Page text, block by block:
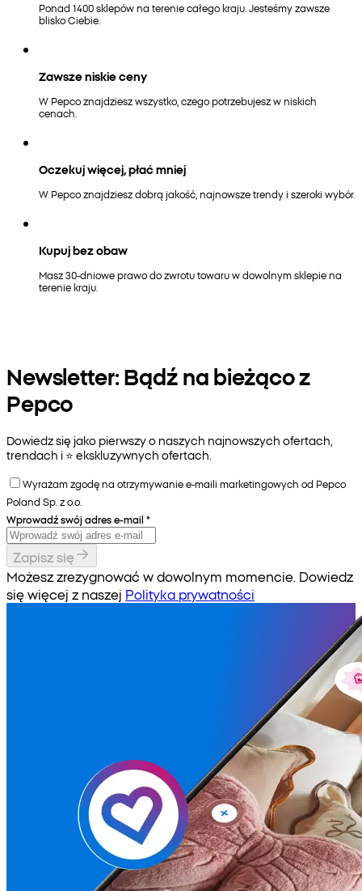
Ponad 1400 sklepów na terenie całego kraju. Jesteśmy zawsze
blisko Ciebie.
Zawsze niskie ceny
W Pepco znajdziesz wszystko, czego potrzebujesz w niskich
cenach.
Oczekuj więcej, płać mniej
W Pepco znajdziesz dobrą jakość, najnowsze trendy i szeroki wybór.
Kupuj bez obaw
Masz 30-dniowe prawo do zwrotu towaru w dowolnym sklepie na
terenie kraju.
Newsletter: Bądź na bieżąco z
Pepco
Dowiedz się jako pierwszy o naszych najnowszych ofertach,
trendach i ⭐️ ekskluzywnych ofertach.
Wyrażam zgodę na otrzymywanie e-maili marketingowych od Pepco
Poland Sp. z o.o.
Wprowadź swój adres e-mail *
Zapisz się
Możesz zrezygnować w dowolnym momencie. Dowiedz
się więcej z naszej Polityka prywatności